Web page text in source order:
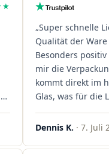
„Super schnelle
Qualität der
Besonders
mir die
kommt direkt im
Glas, was für die
ist. Ich bestelle
wieder!"
Dennis K. · 7. Juli